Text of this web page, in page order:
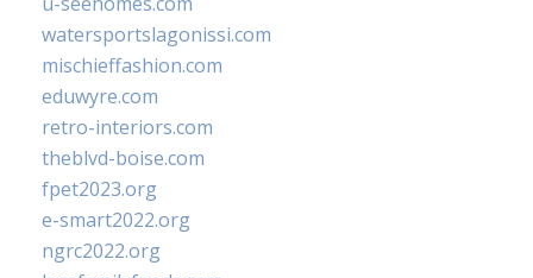
watersportslagonissi.com
mischieffashion.com
eduwyre.com
retro-interiors.com
theblvd-boise.com
fpet2023.org
e-smart2022.org
ngrc2022.org